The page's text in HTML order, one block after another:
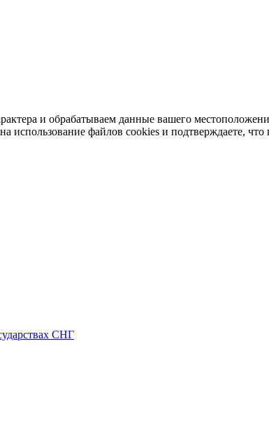
и обрабатываем данные вашего
использование файлов cookies и подтверждаете, что
СНГ